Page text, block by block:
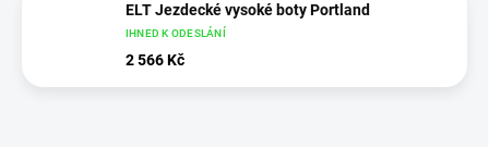
ELT Jezdecké vysoké boty Portland
IHNED K ODESLÁNÍ
2 566 Kč